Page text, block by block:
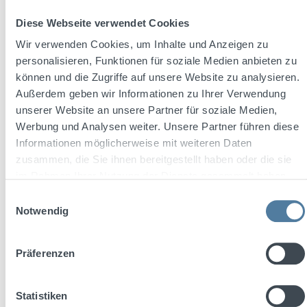
Diese Webseite verwendet Cookies
Wir verwenden Cookies, um Inhalte und Anzeigen zu
personalisieren, Funktionen für soziale Medien anbieten zu
können und die Zugriffe auf unsere Website zu analysieren.
Außerdem geben wir Informationen zu Ihrer Verwendung
unserer Website an unsere Partner für soziale Medien,
Werbung und Analysen weiter. Unsere Partner führen diese
Informationen möglicherweise mit weiteren Daten
zusammen, die Sie ihnen bereitgestellt haben oder die sie
Notwendig
Präferenzen
Statistiken
In den Warenkorb